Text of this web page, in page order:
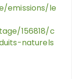
emissions/le
156818/c
naturels